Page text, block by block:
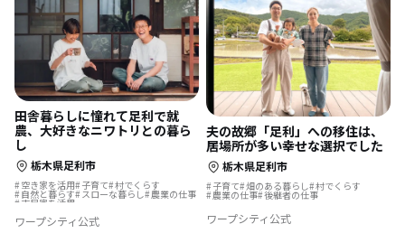
田舎暮らしに憧れて足利で就
農、大好きなニワトリとの暮ら
し
栃木県足利市
空き家を活用 子育て 村でくらす
自然と暮らす スローな暮らし 農業の仕事
古民家を活用
ワープシティ公式
夫の故郷「足利」への移住は、
居場所が多い幸せな選択でした
栃木県足利市
子育て 畑のある暮らし 村でくらす
農業の仕事 後継者の仕事
ワープシティ公式